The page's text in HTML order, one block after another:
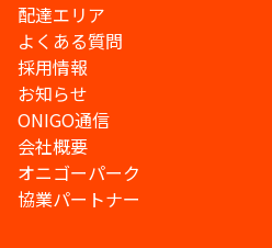
配達エリア
よくある質問
採用情報
お知らせ
ONIGO通信
会社概要
オニゴーパーク
協業パートナー